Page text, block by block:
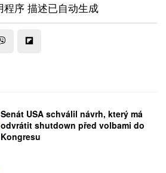
Senát USA schválil návrh, který má
odvrátit shutdown před volbami do
Kongresu